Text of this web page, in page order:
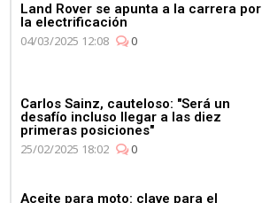
Land Rover se apunta a la carrera por
la electrificación
04/03/2025 12:08
0
Carlos Sainz, cauteloso: "Será un
desafío incluso llegar a las diez
primeras posiciones"
25/02/2025 18:02
0
Aceite para moto: clave para el